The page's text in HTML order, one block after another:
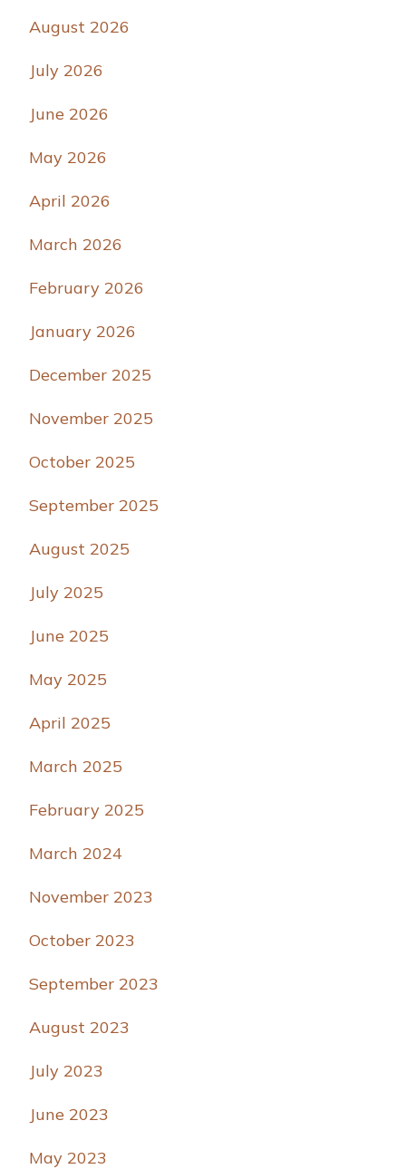
August 2026
July 2026
June 2026
May 2026
April 2026
March 2026
February 2026
January 2026
December 2025
November 2025
October 2025
September 2025
August 2025
July 2025
June 2025
May 2025
April 2025
March 2025
February 2025
March 2024
November 2023
October 2023
September 2023
August 2023
July 2023
June 2023
May 2023